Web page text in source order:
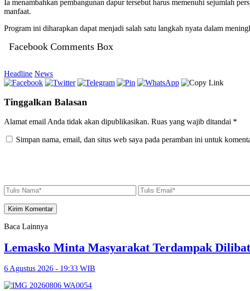
Ia menambahkan pembangunan dapur tersebut harus memenuhi sejumlah
manfaat.
Program ini diharapkan dapat menjadi salah satu langkah nyata dalam
Facebook Comments Box
Headline News
Tinggalkan Balasan
Alamat email Anda tidak akan dipublikasikan. Ruas yang wajib ditandai *
Simpan nama, email, dan situs web saya pada peramban ini untuk
Baca Lainnya
Lemasko Minta Masyarakat Terdampak
6 Agustus 2026 - 19:33 WIB